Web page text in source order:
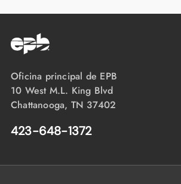
Oficina principal de EPB
10 West M.L. King Blvd
Chattanooga, TN 37402
423-648-1372